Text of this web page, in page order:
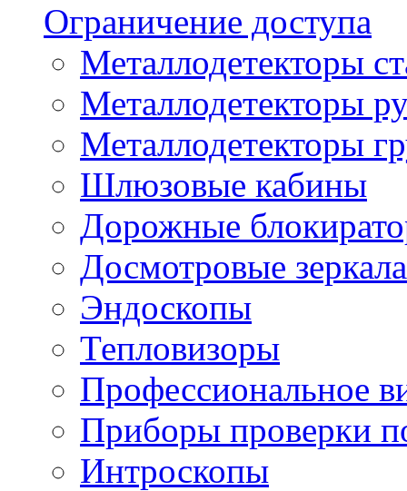
Ограничение доступа
Металлодетекторы
Металлодетекторы
Металлодетекторы
Шлюзовые кабины
Дорожные
Досмотровые зеркала
Эндоскопы
Тепловизоры
Профессиональное
Приборы проверки
Интроскопы